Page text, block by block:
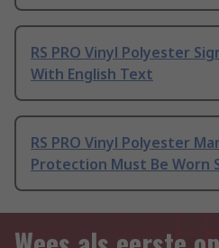
RS PRO Vinyl Polyester
With English Text
RS PRO Vinyl Polyester
Protection Must Be Worn